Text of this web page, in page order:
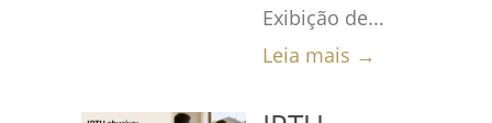
Exibição de...
Leia mais →